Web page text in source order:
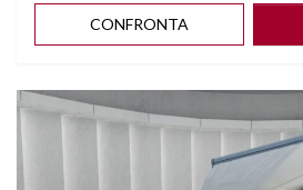
CONFRONTA
Vedi dettagli